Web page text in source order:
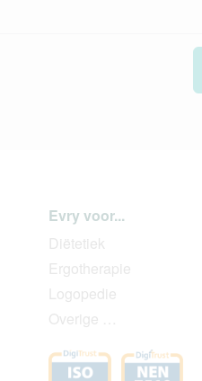
Evry voor...
Diëtetiek
Ergotherapie
Logopedie
Overige …